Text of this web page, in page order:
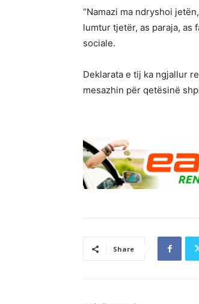
“Namazi ma ndryshoi
lumtur tjetër, as paraja, as
sociale.
Deklarata e tij ka ngjallur
mesazhin për qetësinë
Share